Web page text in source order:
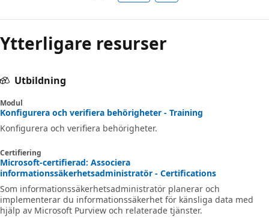
Ytterligare resurser
Utbildning
Modul
Konfigurera och verifiera behörigheter - Training
Konfigurera och verifiera behörigheter.
Certifiering
Microsoft-certifierad: Associera
informationssäkerhetsadministratör - Certifications
Som informationssäkerhetsadministratör planerar och
implementerar du informationssäkerhet för känsliga data med
hjälp av Microsoft Purview och relaterade tjänster.